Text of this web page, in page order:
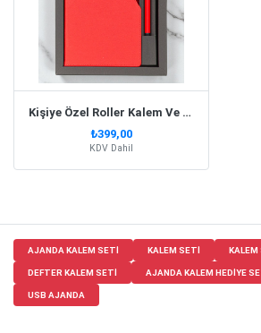
Kişiye Özel Roller Kalem Ve Termo Deri Defter Kutulu Set - Kırmızı
₺399,00
KDV Dahil
AJANDA KALEM SETI KALEM SETI KALEM
DEFTER KALEM SETI AJANDA KALEM HEDIYE
USB AJANDA